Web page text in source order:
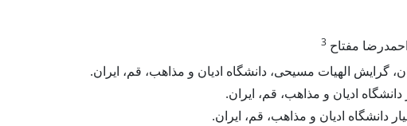
احمدرضا مفتاح 3
گرایش الهیات مسیحی، دانشگاه ادیان و مذاهب، قم، ایران.
ادیان و مذاهب، قم، ایران.
دانشگاه ادیان و مذاهب، قم، ایران.